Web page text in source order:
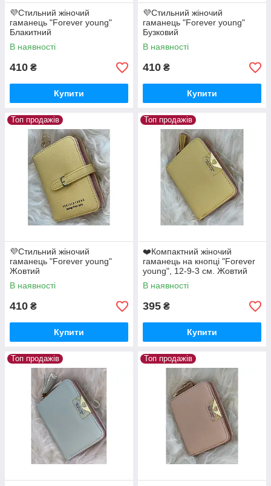
💜Стильний жіночий
гаманець "Forever young"
Блакитний
В наявності
410 ₴
Купити
💜Стильний жіночий
гаманець "Forever young"
Бузковий
В наявності
410 ₴
Купити
Топ продажів
💜Стильний жіночий
гаманець "Forever young"
Жовтий
В наявності
410 ₴
Купити
Топ продажів
❤️Компактний жіночий
гаманець на кнопці "Forever
young", 12-9-3 см. Жовтий
В наявності
395 ₴
Купити
Топ продажів Топ продажів